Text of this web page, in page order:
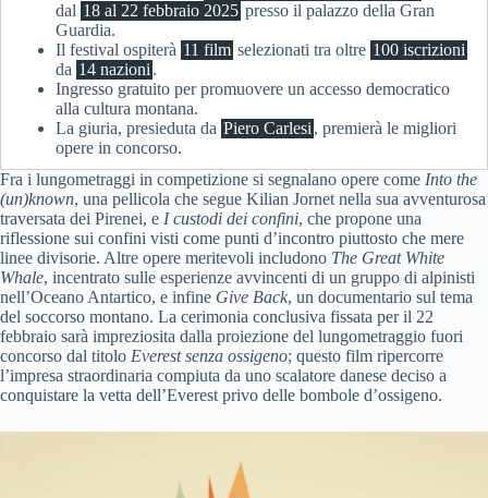
dal 18 al 22 febbraio 2025 presso il palazzo della Gran
Guardia.
Il festival ospiterà 11 film selezionati tra oltre 100 iscrizioni
da 14 nazioni .
Ingresso gratuito per promuovere un accesso democratico
alla cultura montana.
La giuria, presieduta da Piero Carlesi , premierà le migliori
opere in concorso.
Fra i lungometraggi in competizione si segnalano opere come Into the
(un)known, una pellicola che segue Kilian Jornet nella sua avventurosa
traversata dei Pirenei, e I custodi dei confini, che propone una
riflessione sui confini visti come punti d’incontro piuttosto che mere
linee divisorie. Altre opere meritevoli includono The Great White
Whale, incentrato sulle esperienze avvincenti di un gruppo di alpinisti
nell’Oceano Antartico, e infine Give Back, un documentario sul tema
del soccorso montano. La cerimonia conclusiva fissata per il 22
febbraio sarà impreziosita dalla proiezione del lungometraggio fuori
concorso dal titolo Everest senza ossigeno; questo film ripercorre
l’impresa straordinaria compiuta da uno scalatore danese deciso a
conquistare la vetta dell’Everest privo delle bombole d’ossigeno.